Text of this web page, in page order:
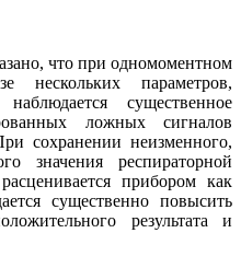
что при одномоментном
нескольких параметров,
существенное
ложных сигналов
сохранении неизменного,
значения респираторной
прибором как
существенно повысить
результата и